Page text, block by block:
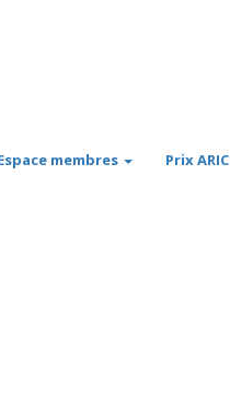
membres Prix ARIC